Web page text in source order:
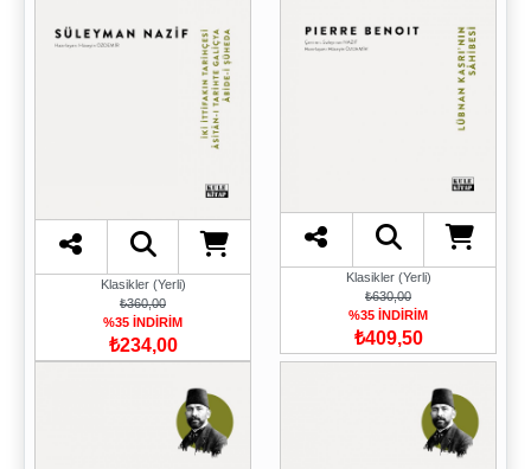
Klasikler (Yerli)
₺360,00
%35 İNDİRİM
₺234,00
Klasikler (Yerli)
₺630,00
%35 İNDİRİM
₺409,50